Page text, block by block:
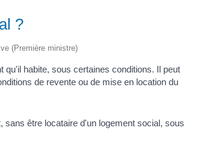
?
(Première ministre)
qu'il habite, sous certaines conditions. Il peut
de revente ou de mise en location du
être locataire d'un logement social, sous